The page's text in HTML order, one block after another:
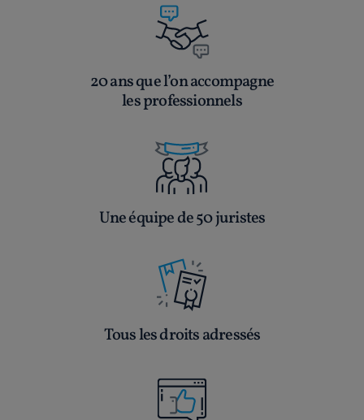
20 ans que l’on accompagne
les professionnels
Une équipe de 50 juristes
Tous les droits adressés